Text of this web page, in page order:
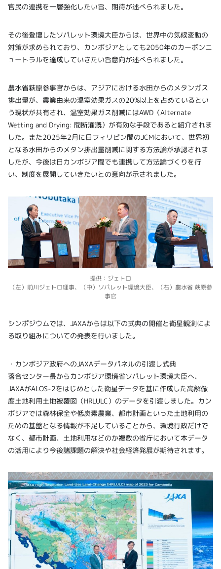
官民の連携を一層強化したい旨、期待が述べられました。
その後登壇したソパレット環境大臣からは、世界中の気候変動の
対策が求められており、カンボジアとしても2050年のカーボンニ
ュートラルを達成していきたい旨意向が述べられました。
農水省萩原参事官からは、アジアにおける水田からのメタンガス
排出量が、農業由来の温室効果ガスの20%以上を占めているとい
う現状が共有され、温室効果ガス削減にはAWD（Alternate
Wetting and Drying: 間断灌漑）が有効な手段であると紹介されま
した。また2025年2月に日フィリピン間のJCMにおいて、世界初
となる水田からのメタン排出量削減に関する方法論が承認されま
したが、今後は日カンボジア間でも連携して方法論づくりを行
い、制度を展開していきたいとの意向が示されました。
提供：ジェトロ
（左）前川ジェトロ理事、（中）ソパレット環境大臣、（右）農水省 萩原参
事官
シンポジウムでは、JAXAからは以下の式典の開催と衛星観測によ
る取り組みについての発表を行いました。
・カンボジア政府へのJAXAデータパネルの引渡し式典
落合センター長からカンボジア環境省ソパレット環境大臣へ、
JAXAがALOS-2をはじめとした衛星データを基に作成した高解像
度土地利用土地被覆図（HRLULC）のデータを引渡しました。カン
ボジアでは森林保全や低炭素農業、都市計画といった土地利用の
ための基盤となる情報が不足していることから、環境行政だけで
なく、都市計画、土地利用などのか複数の省庁において本データ
の活用により今後諸課題の解決や社会経済発展が期待されます。